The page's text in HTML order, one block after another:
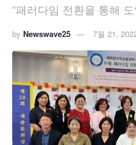
“패러다임 전환을 통해
by Newswave25 7월 21,